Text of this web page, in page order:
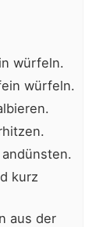
würfeln.
würfeln.
kurz
aus der